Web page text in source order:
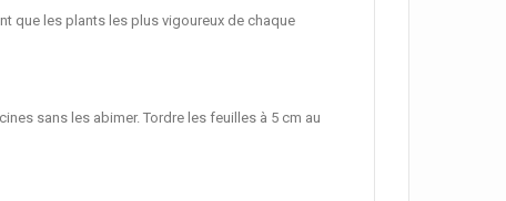
que les plants les plus vigoureux de chaque
sans les abimer. Tordre les feuilles à 5 cm au